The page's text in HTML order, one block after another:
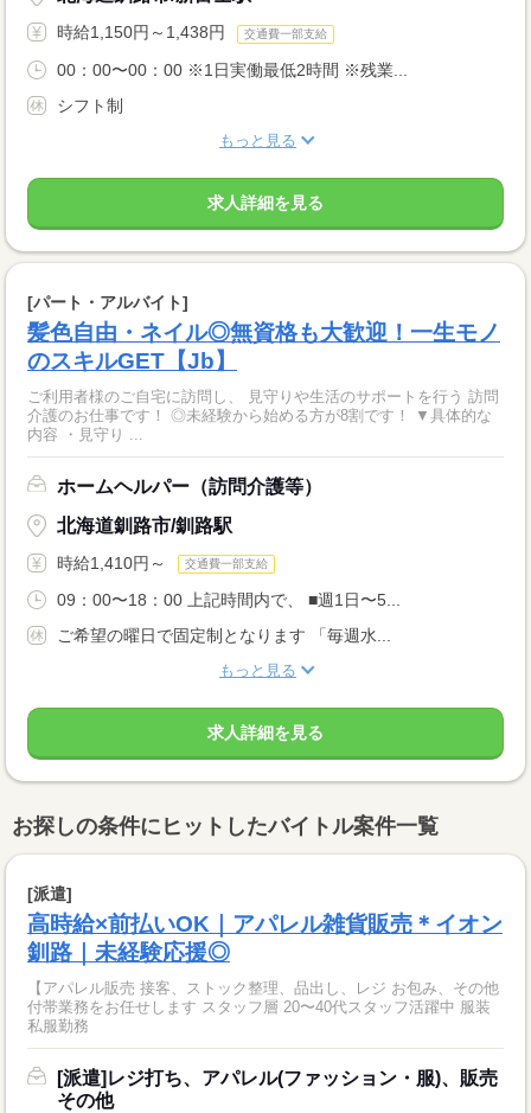
時給1,150円～1,438円 交通費一部支給
00：00〜00：00 ※1日実働最低2時間 ※残業...
シフト制
もっと見る
求人詳細を見る
[パート・アルバイト]
髪色自由・ネイル◎無資格も大歓迎！一生モノ
のスキルGET【Jb】
ご利用者様のご自宅に訪問し、 見守りや生活のサポートを行う 訪問
介護のお仕事です！ ◎未経験から始める方が8割です！ ▼具体的な
内容 ・見守り ...
ホームヘルパー（訪問介護等）
北海道釧路市/釧路駅
時給1,410円～ 交通費一部支給
09：00〜18：00 上記時間内で、 ■週1日〜5...
ご希望の曜日で固定制となります 「毎週水...
もっと見る
求人詳細を見る
お探しの条件にヒットしたバイトル案件一覧
[派遣]
高時給×前払いOK｜アパレル雑貨販売＊イオン
釧路｜未経験応援◎
【アパレル販売 接客、ストック整理、品出し、レジ お包み、その他
付帯業務をお任せします スタッフ層 20〜40代スタッフ活躍中 服装
私服勤務
[派遣]レジ打ち、アパレル(ファッション・服)、販売
その他